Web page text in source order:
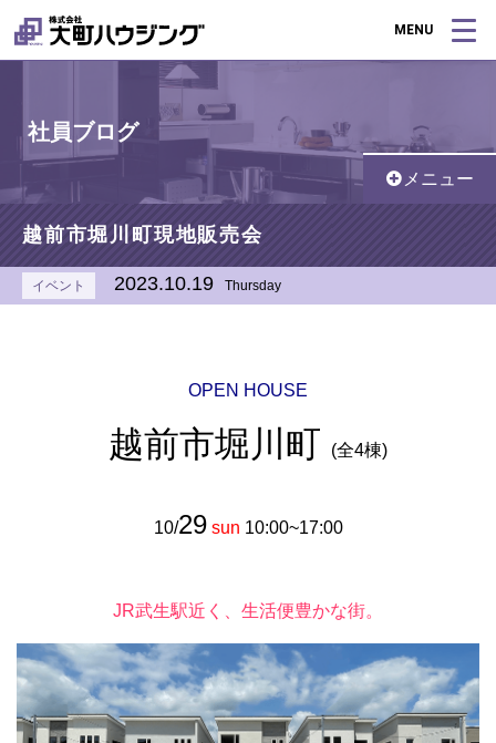
MENU
社員ブログ
メニュー
越前市堀川町現地販売会
イベント 2023.10.19 Thursday
OPEN HOUSE
越前市堀川町 (全4棟)
10/29 sun 10:00~17:00
JR武生駅近く、生活便豊かな街。